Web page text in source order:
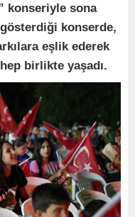
konseriyle sona
konserde,
eşlik ederek
birlikte yaşadı.